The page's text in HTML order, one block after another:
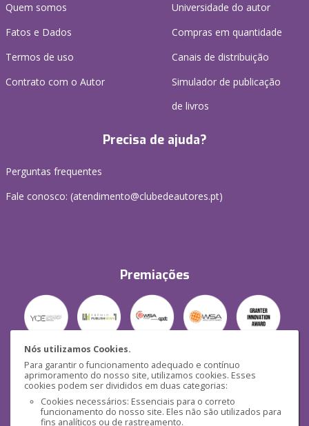
Nós utilizamos Cookies.
Para garantir o funcionamento adequado e contínuo
aprimoramento do nosso site, utilizamos cookies. Esses
cookies podem ser divididos em duas categorias:
Cookies necessários: Essenciais para o correto
funcionamento do nosso site. Eles não são utilizados para
fins analíticos ou de rastreamento.
Quem somos
Fatos e Dados
Termos de uso
Contrato com o Autor
Universidade do autor
Compras em quantidade
Canais de distribuição
Simulador de publicação
de livros
Precisa de ajuda?
Perguntas frequentes
Fale conosco: (atendimento@clubedeautores.pt)
Premiações
Segurança